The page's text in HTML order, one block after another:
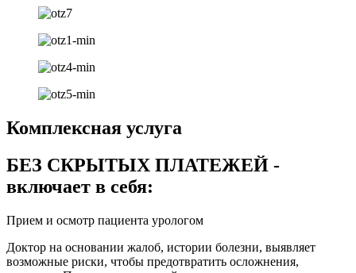
Комплексная услуга
БЕЗ СКРЫТЫХ ПЛАТЕЖЕЙ -
включает в себя:
Прием и осмотр пациента урологом
Доктор на основании жалоб, истории болезни, выявляет
возможные риски, чтобы предотвратить осложнения,